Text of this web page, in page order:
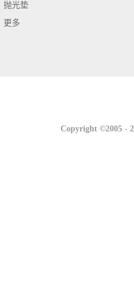
抛光垫
更多
Copyright ©2005 -